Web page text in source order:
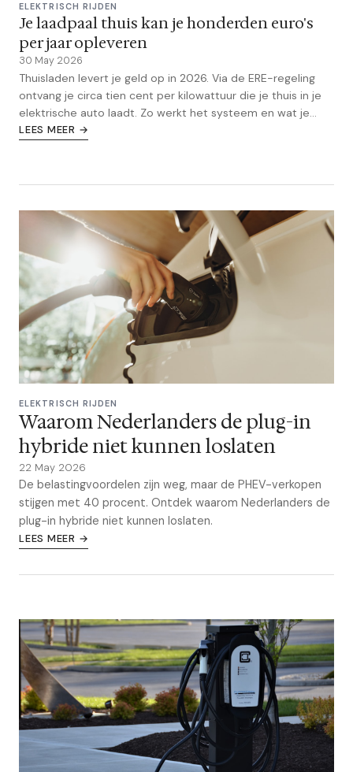
ELEKTRISCH RIJDEN
Je laadpaal thuis kan je honderden euro's
per jaar opleveren
30 May 2026
Thuisladen levert je geld op in 2026. Via de ERE-regeling
ontvang je circa tien cent per kilowattuur die je thuis in je
elektrische auto laadt. Zo werkt het systeem en wat je
moet regelen om mee te doen.
LEES MEER →
ELEKTRISCH RIJDEN
Waarom Nederlanders de plug-in
hybride niet kunnen loslaten
22 May 2026
De belastingvoordelen zijn weg, maar de PHEV-verkopen
stijgen met 40 procent. Ontdek waarom Nederlanders de
plug-in hybride niet kunnen loslaten.
LEES MEER →